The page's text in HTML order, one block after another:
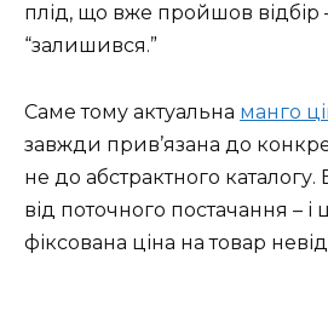
плід, що вже пройшов відбір
“залишився.”
Саме тому актуальна манго
завжди прив’язана до
не до абстрактного каталогу.
від поточного постачання – і
фіксована ціна на товар